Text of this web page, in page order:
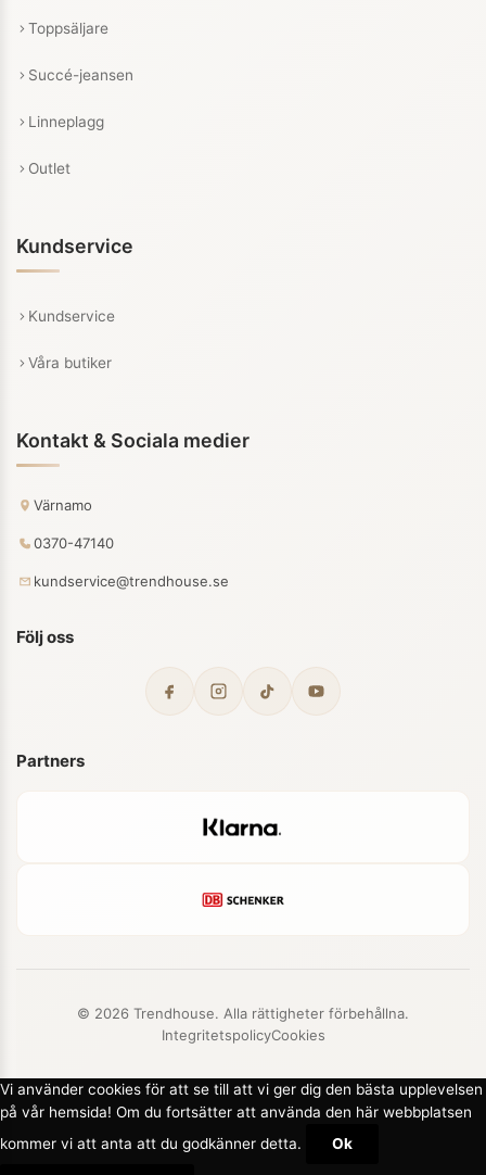
Toppsäljare
Succé-jeansen
Linneplagg
Outlet
Kundservice
Kundservice
Våra butiker
Kontakt & Sociala medier
Värnamo
0370-47140
kundservice@trendhouse.se
Följ oss
Partners
© 2026 Trendhouse. Alla rättigheter förbehållna.
IntegritetspolicyCookies
Vi använder cookies för att se till att vi ger dig den bästa upplevelsen
på vår hemsida! Om du fortsätter att använda den här webbplatsen
kommer vi att anta att du godkänner detta.
Ok